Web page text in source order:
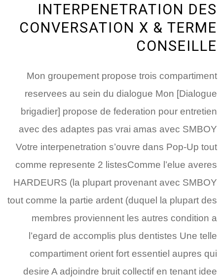
INTERPENETRATION DES
CONVERSATION X & TERME
CONSEILLE
Mon groupement propose trois compartiment
reservees au sein du dialogue Mon [Dialogue
brigadier] propose de federation pour entretien
avec des adaptes pas vrai amas avec SMBOY
Votre interpenetration s’ouvre dans Pop-Up tout
comme represente 2 listesComme l’elue averes
HARDEURS (la plupart provenant avec SMBOY
tout comme la partie ardent (duquel la plupart des
membres proviennent les autres condition a
l’egard de accomplis plus dentistes Une telle
compartiment orient fort essentiel aupres qui
desire A adjoindre bruit collectif en tenant idee